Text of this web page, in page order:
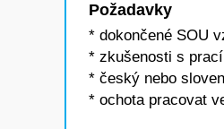
Požadavky
* dokončené SOU
* zkušenosti s
* český nebo
* ochota pracovat